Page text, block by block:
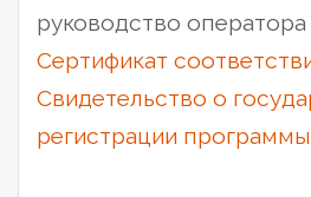
руководство оператора
Сертификат
Свидетельство о
регистрации